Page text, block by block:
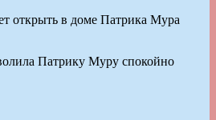
открыть в доме Патрика Мура
Патрику Муру спокойно